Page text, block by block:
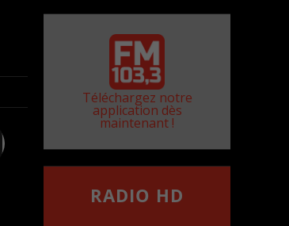
Téléchargez notre
application dès
maintenant !
RADIO HD